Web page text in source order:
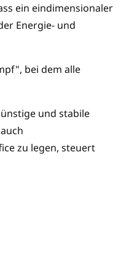
ein eindimensionaler
Energie- und
bei dem alle
und stabile
zu legen, steuert